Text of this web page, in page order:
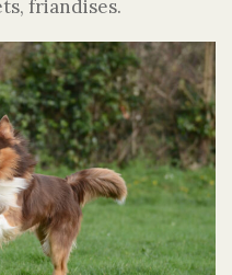
friandises.